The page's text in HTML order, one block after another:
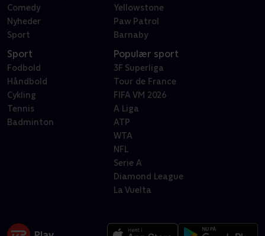
Comedy
Nyheder
Sport
Yellowstone
Paw Patrol
Barnaby
Sport
Fodbold
Håndbold
Cykling
Tennis
Badminton
Populær sport
3F Superliga
Tour de France
FIFA VM 2026
A Liga
ATP
WTA
NFL
Serie A
Diamond League
La Vuelta